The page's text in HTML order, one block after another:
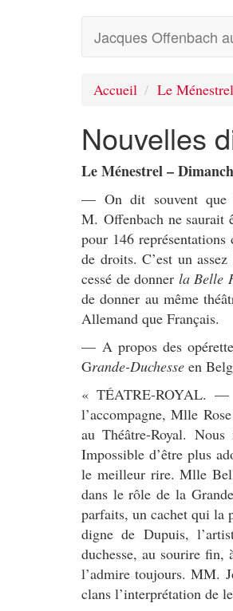
Jacques Offenbach
Accueil Le Ménestrel
Nouvelles
Le Ménestrel –
— On dit souvent que
M. Offenbach ne saurait
pour 146 représentations
de droits. C’est un
cessé de donner la Belle
de donner au même
Allemand que Français.
— A propos des
Grande-Duchesse en
« TÉATRE-ROYAL. —
l’accompagne, Mlle
au Théâtre-Royal.
Impossible d’être plus
le meilleur rire. Mlle
dans le rôle de la
parfaits, un cachet qui la
digne de Dupuis,
duchesse, au sourire fin,
l’admire toujours. MM.
clans l’interprétation de